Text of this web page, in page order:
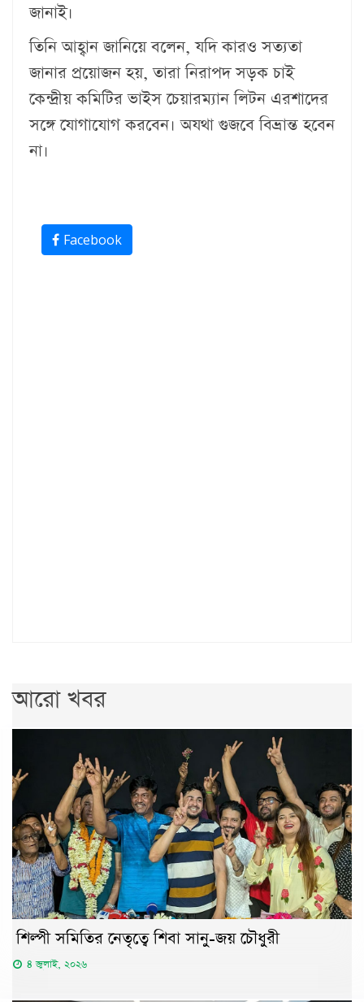
জানাই।
তিনি আহ্বান জানিয়ে বলেন, যদি কারও সত্যতা
জানার প্রয়োজন হয়, তারা নিরাপদ সড়ক চাই
কেন্দ্রীয় কমিটির ভাইস চেয়ারম্যান লিটন এরশাদের
সঙ্গে যোগাযোগ করবেন। অযথা গুজবে বিভ্রান্ত হবেন
না।
Facebook
আরো খবর
শিল্পী সমিতির নেতৃত্বে শিবা সানু-জয় চৌধুরী
৪ জুলাই, ২০২৬